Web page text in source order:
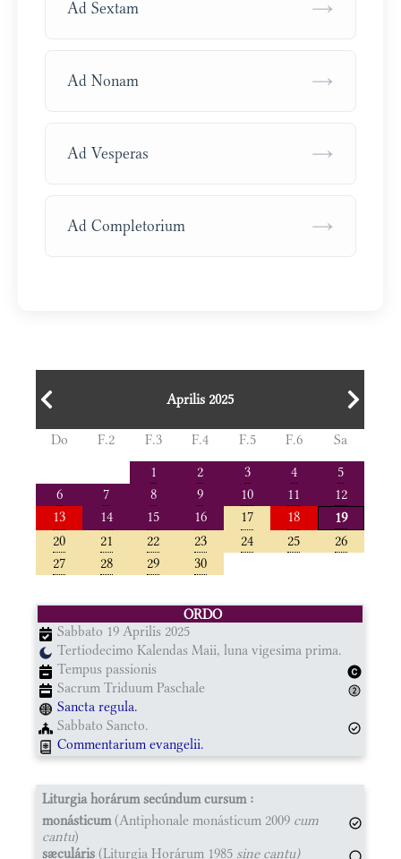
Ad Sextam →
Ad Nonam →
Ad Vesperas →
Ad Completorium →
Aprilis 2025
Do F.2 F.3 F.4 F.5 F.6
Sa
1
2 3 4
5
6
7 8 9 10 11
12
13
14 15 16 17 18
19
20
21 22 23 24 25
26
27
28 29 30
ORDO
Sabbato 19 Aprilis 2025
Tertiodecimo Kalendas Maii, luna vigesima prima.
Tempus passionis
Sacrum Triduum Paschale
Sancta regula.
Sabbato Sancto.
Commentarium evangelii.
Liturgia horárum secúndum cursum :
monásticum(Antiphonale monásticum 2009 cum
cantu)
sæculáris (Liturgia Horárum 1985 sine cantu)